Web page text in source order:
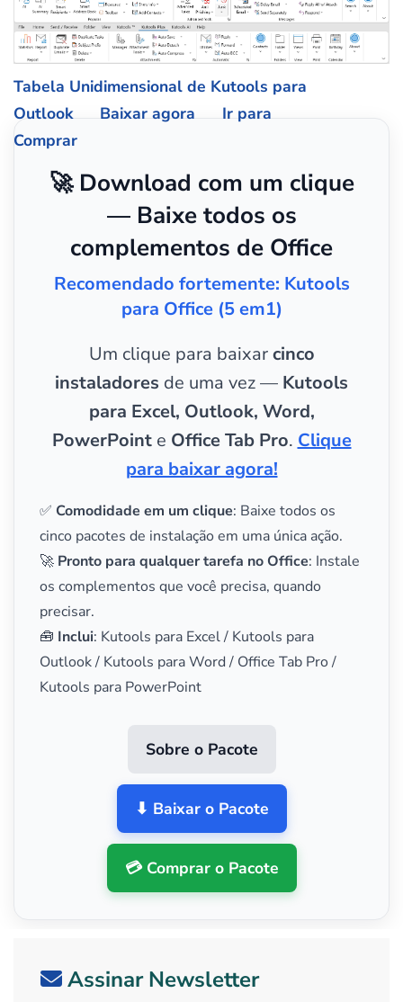
Tabela Unidimensional de Kutools para
Outlook
Baixar agora
Ir para
Comprar
🚀 Download com um clique
— Baixe todos os
complementos de Office
Recomendado fortemente: Kutools
para Office (5 em1)
Um clique para baixarcinco
instaladores de uma vez — Kutools
para Excel, Outlook, Word,
PowerPointe Office Tab Pro. Clique
para baixar agora!
✅ Comodidade em um clique: Baixe todos os
cinco pacotes de instalação em uma única ação.
🚀 Pronto para qualquer tarefa no Office: Instale
os complementos que você precisa, quando
precisar.
🧰 Inclui: Kutools para Excel / Kutools para
Outlook / Kutools para Word / Office Tab Pro /
Kutools para PowerPoint
Sobre o Pacote
⬇ Baixar o Pacote
💳 Comprar o Pacote
Assinar Newsletter